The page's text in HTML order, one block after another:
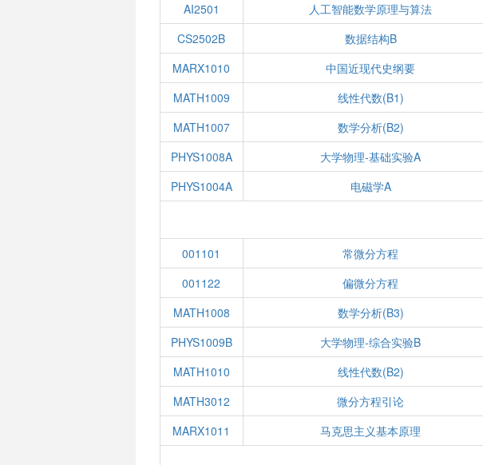
AI2501
人工智能数学原理与算法
CS2502B
数据结构B
MARX1010
中国近现代史纲要
MATH1009
线性代数(B1)
MATH1007
数学分析(B2)
PHYS1008A
大学物理-基础实验A
PHYS1004A
电磁学A
001101 常微分方程
001122
偏微分方程
MATH1008
数学分析(B3)
PHYS1009B
大学物理-综合实验B
MATH1010
线性代数(B2)
MATH3012
微分方程引论
MARX1011
马克思主义基本原理